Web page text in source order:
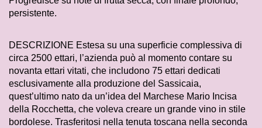
persistente.
DESCRIZIONE Estesa su una superficie complessiva di
circa 2500 ettari, l’azienda può al momento contare su
novanta ettari vitati, che includono 75 ettari dedicati
esclusivamente alla produzione del Sassicaia,
quest’ultimo nato da un’idea del Marchese Mario Incisa
della Rocchetta, che voleva creare un grande vino in stile
bordolese. Trasferitosi nella tenuta toscana nella seconda